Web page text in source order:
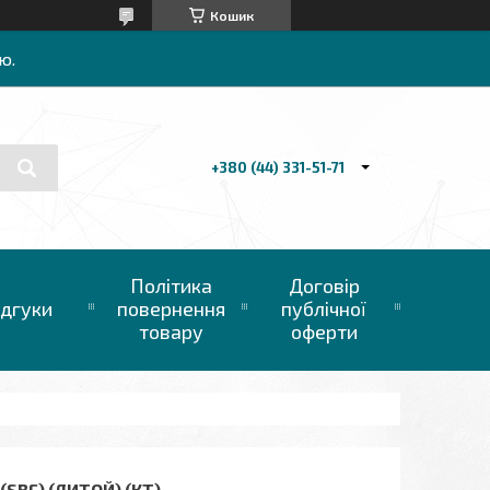
Кошик
+380 (44) 331-51-71
Політика
повернення
товару
Договір
публічної
оферти